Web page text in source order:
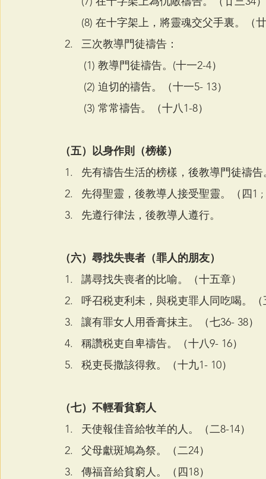
(8) 在十字架上，將靈魂交父手裏。（
三次教導門徒禱告：
	(1) 教導門徒禱告。(十一2-4）
	(2) 迫切的禱告。（十一5- 13）
	(3) 常常禱告。（十八1-8）
（五）以身作則（榜樣）
先有禱告生活的榜樣，後教導門徒禱告
先得聖靈，後教導人接受聖靈。（四1
先遵行律法，後教導人遵行。
（六）尋找失喪者（罪人的朋友）
講尋找失喪者的比喻。（十五章）
呼召税吏利未，與税吏罪人同吃喝。（
讓有罪女人用香膏抹主。（七36- 38）
稱讚税吏自卑禱告。（十八9- 16）
税吏長撒該得救。（十九1- 10）
（七）不輕看貧窮人
天使報佳音給牧羊的人。（二8-14）
父母獻斑鳩為祭。（二24）
傳福音給貧窮人。（四18）